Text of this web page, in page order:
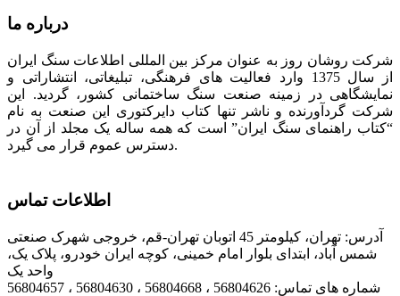
درباره ما
شرکت روشان روز به عنوان مرکز بین المللی اطلاعات سنگ ایران
از سال 1375 وارد فعالیت های فرهنگی، تبلیغاتی، انتشاراتی و
نمایشگاهی در زمینه صنعت سنگ ساختمانی کشور، گردید. این
شرکت گردآورنده و ناشر تنها کتاب دایرکتوری این صنعت به نام
“کتاب راهنمای سنگ ایران” است که همه ساله یک مجلد از آن در
دسترس عموم قرار می گیرد.
اطلاعات تماس
آدرس: تهران، کیلومتر 45 اتوبان تهران-قم، خروجی شهرک صنعتی
شمس آباد، ابتدای بلوار امام خمینی، کوچه ایران خودرو، پلاک یک،
واحد یک
شماره های تماس: 56804626 ، 56804668 ، 56804630 ، 56804657